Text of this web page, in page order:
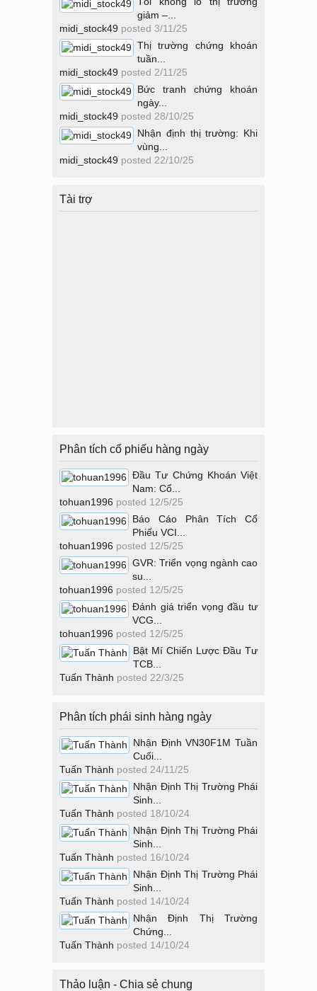
giảm –...
midi_stock49 posted 3/11/25
Thị trường chứng khoán
tuần...
midi_stock49 posted 2/11/25
Bức tranh chứng khoán
ngày...
midi_stock49 posted 28/10/25
Nhận định thị trường: Khi
vùng...
midi_stock49 posted 22/10/25
Tài trợ
Phân tích cổ phiếu hàng ngày
Đầu Tư Chứng Khoán Việt
Nam: Cổ...
tohuan1996 posted 12/5/25
Báo Cáo Phân Tích Cổ
Phiếu VCI...
tohuan1996 posted 12/5/25
GVR: Triển vọng ngành cao
su...
tohuan1996 posted 12/5/25
Đánh giá triển vọng đầu tư
VCG...
tohuan1996 posted 12/5/25
Bật Mí Chiến Lược Đầu Tư
TCB...
Tuấn Thành posted 22/3/25
Phân tích phái sinh hàng ngày
Nhận Định VN30F1M Tuần
Cuối...
Tuấn Thành posted 24/11/25
Nhận Định Thị Trường Phái
Sinh...
Tuấn Thành posted 18/10/24
Nhận Định Thị Trường Phái
Sinh...
Tuấn Thành posted 16/10/24
Nhận Định Thị Trường Phái
Sinh...
Tuấn Thành posted 14/10/24
Nhận Định Thị Trường
Chứng...
Tuấn Thành posted 14/10/24
Thảo luận - Chia sẻ chung